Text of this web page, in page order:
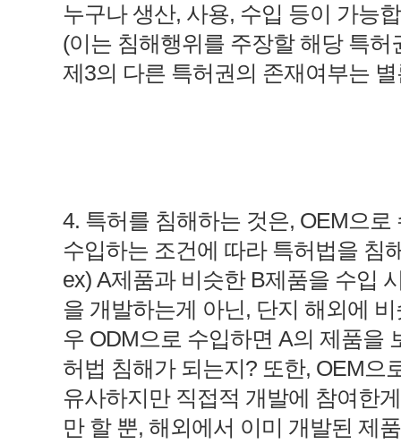
누구나 생산, 사용, 수입 등이 가능
(이는 침해행위를 주장할 해당 특
제3의 다른 특허권의 존재여부는
4. 특허를 침해하는 것은, OEM으
수입하는 조건에 따라 특허법을 침
ex) A제품과 비슷한 B제품을 수입
을 개발하는게 아닌, 단지 해외에
우 ODM으로 수입하면 A의 제품을
허법 침해가 되는지? 또한, OEM으
유사하지만 직접적 개발에 참여한
만 할 뿐, 해외에서 이미 개발된 제